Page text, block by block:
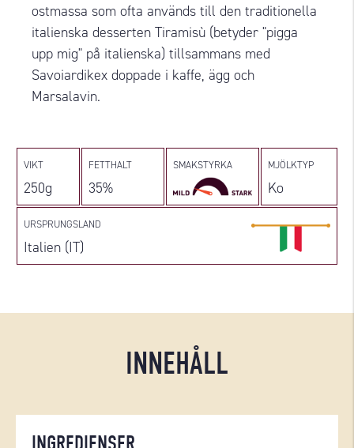
ostmassa som ofta används till den traditionella
italienska desserten Tiramisù (betyder "pigga
upp mig" på italienska) tillsammans med
Savoiardikex doppade i kaffe, ägg och
Marsalavin.
VIKT
250g
FETTHALT
35%
SMAKSTYRKA MJÖLKTYP
Ko
URSPRUNGSLAND
Italien (IT)
INNEHÅLL